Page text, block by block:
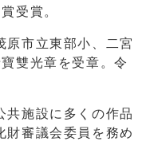
受賞。
原市立東部小、二宮
雙光章を受章。令
共施設に多くの作品
財審議会委員を務め